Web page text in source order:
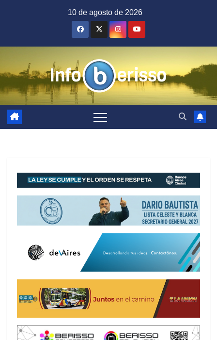
10 de agosto de 2026